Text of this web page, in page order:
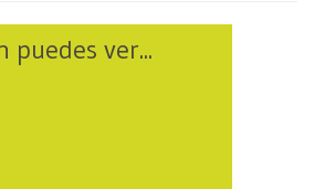
puedes ver...